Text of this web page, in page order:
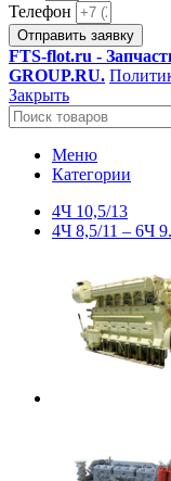
Телефон
Отправить заявку
FTS-flot.ru -
GROUP.RU.
Закрыть
Меню
Категории
4Ч 10,5/13
4Ч 8,5/11 – 6Ч